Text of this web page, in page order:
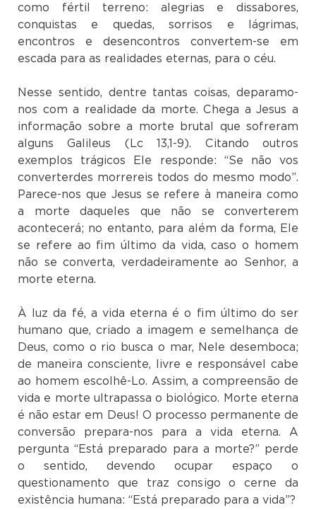
como fértil terreno: alegrias e dissabores,
conquistas e quedas, sorrisos e lágrimas,
encontros e desencontros convertem-se em
escada para as realidades eternas, para o céu.
Nesse sentido, dentre tantas coisas, deparamo-
nos com a realidade da morte. Chega a Jesus a
informação sobre a morte brutal que sofreram
alguns Galileus (Lc 13,1-9). Citando outros
exemplos trágicos Ele responde: “Se não vos
converterdes morrereis todos do mesmo modo”.
Parece-nos que Jesus se refere à maneira como
a morte daqueles que não se converterem
acontecerá; no entanto, para além da forma, Ele
se refere ao fim último da vida, caso o homem
não se converta, verdadeiramente ao Senhor, a
morte eterna.
À luz da fé, a vida eterna é o fim último do ser
humano que, criado a imagem e semelhança de
Deus, como o rio busca o mar, Nele desemboca;
de maneira consciente, livre e responsável cabe
ao homem escolhê-Lo. Assim, a compreensão de
vida e morte ultrapassa o biológico. Morte eterna
é não estar em Deus! O processo permanente de
conversão prepara-nos para a vida eterna. A
pergunta “Está preparado para a morte?” perde
o sentido, devendo ocupar espaço o
questionamento que traz consigo o cerne da
existência humana: “Está preparado para a vida”?